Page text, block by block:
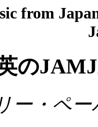
from
の
ー・ペ